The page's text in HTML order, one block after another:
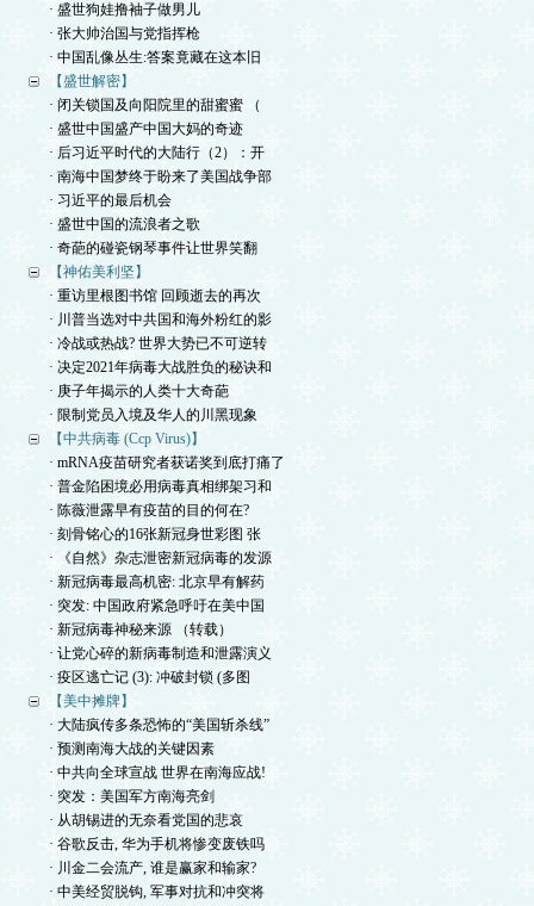
· 盛世狗娃撸袖子做男儿
· 张大帅治国与党指挥枪
· 中国乱像丛生:答案竟藏在这本旧
【盛世解密】
· 闭关锁国及向阳院里的甜蜜蜜 （
· 盛世中国盛产中国大妈的奇迹
· 后习近平时代的大陆行（2）：开
· 南海中国梦终于盼来了美国战争部
· 习近平的最后机会
· 盛世中国的流浪者之歌
· 奇葩的碰瓷钢琴事件让世界笑翻
【神佑美利坚】
· 重访里根图书馆 回顾逝去的再次
· 川普当选对中共国和海外粉红的影
· 冷战或热战? 世界大势已不可逆转
· 决定2021年病毒大战胜负的秘诀和
· 庚子年揭示的人类十大奇葩
· 限制党员入境及华人的川黑现象
【中共病毒 (Ccp Virus)】
· mRNA疫苗研究者获诺奖到底打痛了
· 普金陷困境必用病毒真相绑架习和
· 陈薇泄露早有疫苗的目的何在?
· 刻骨铭心的16张新冠身世彩图 张
· 《自然》杂志泄密新冠病毒的发源
· 新冠病毒最高机密: 北京早有解药
· 突发: 中国政府紧急呼吁在美中国
· 新冠病毒神秘来源 （转载）
· 让党心碎的新病毒制造和泄露演义
· 疫区逃亡记 (3): 冲破封锁 (多图
【美中摊牌】
· 大陆疯传多条恐怖的“美国斩杀线”
· 预测南海大战的关键因素
· 中共向全球宣战 世界在南海应战!
· 突发：美国军方南海亮剑
· 从胡锡进的无奈看党国的悲哀
· 谷歌反击, 华为手机将惨变废铁吗
· 川金二会流产, 谁是赢家和输家?
· 中美经贸脱钩, 军事对抗和冲突将